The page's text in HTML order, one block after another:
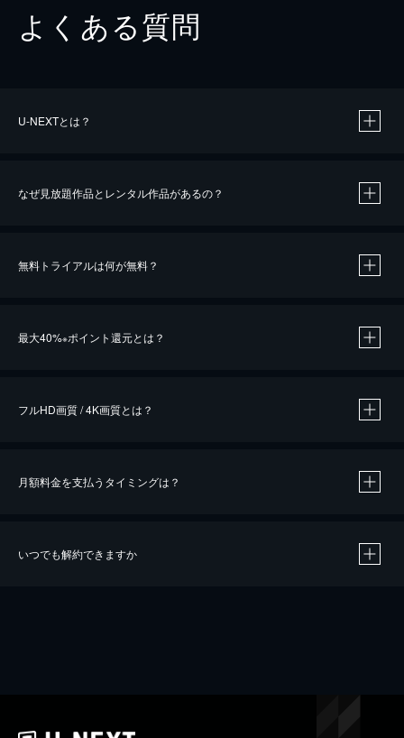
よくある質問
U-NEXTとは？
なぜ見放題作品とレンタル作品があるの？
無料トライアルは何が無料？
最大40%※ポイント還元とは？
※40％ポイント還元の対象は、クレジットカード決済による作品の購入 / レンタルです。
iOSアプリのUコイン決済による作品の購入 / レンタルは、20％のポイント還元です。
フルHD画質 / 4K画質とは？
月額料金を支払うタイミングは？
いつでも解約できますか